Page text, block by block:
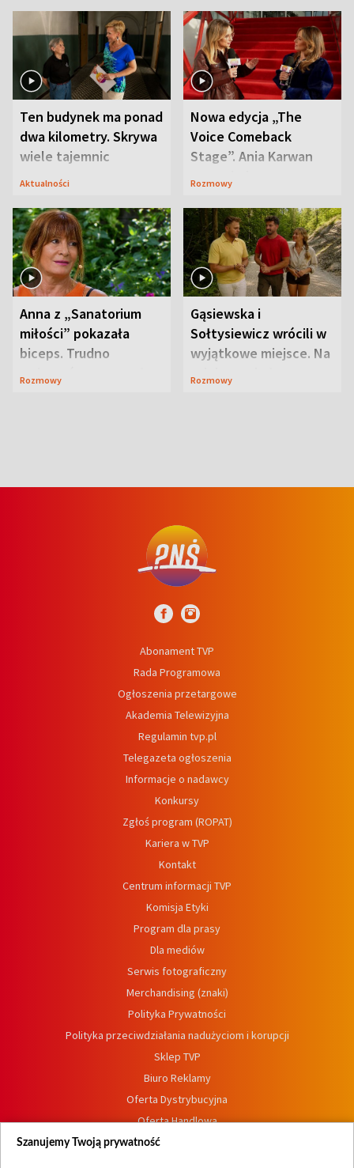
Ten budynek ma ponad
dwa kilometry. Skrywa
wiele tajemnic
Aktualności
Nowa edycja „The
Voice Comeback
Stage”. Ania Karwan
zapowiada
Rozmowy
Anna z „Sanatorium
miłości” pokazała
biceps. Trudno
uwierzyć, co przeszła
Rozmowy
Gąsiewska i
Sołtysiewicz wrócili w
wyjątkowe miejsce. Na
szlaku czekał
Rozmowy
Abonament TVP
Rada Programowa
Ogłoszenia przetargowe
Akademia Telewizyjna
Regulamin tvp.pl
Telegazeta ogłoszenia
Informacje o nadawcy
Konkursy
Zgłoś program (ROPAT)
Kariera w TVP
Kontakt
Centrum informacji TVP
Komisja Etyki
Program dla prasy
Dla mediów
Serwis fotograficzny
Merchandising (znaki)
Polityka Prywatności
Polityka przeciwdziałania nadużyciom i korupcji
Sklep TVP
Biuro Reklamy
Oferta Dystrybucyjna
Oferta Handlowa
Dostępność
Szanujemy Twoją prywatność